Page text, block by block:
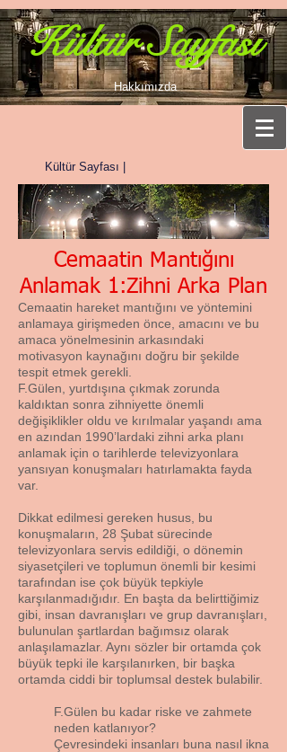
Kültür Sayfası
Hakkımızda
Kültür Sayfası |
Cemaatin Mantığını
Anlamak 1:Zihni Arka Plan
Cemaatin hareket mantığını ve yöntemini
anlamaya girişmeden önce, amacını ve bu
amaca yönelmesinin arkasındaki
motivasyon kaynağını doğru bir şekilde
tespit etmek gerekli.
F.Gülen, yurtdışına çıkmak zorunda
kaldıktan sonra zihniyette önemli
değişiklikler oldu ve kırılmalar yaşandı ama
en azından 1990’lardaki zihni arka planı
anlamak için o tarihlerde televizyonlara
yansıyan konuşmaları hatırlamakta fayda
var.
Dikkat edilmesi gereken husus, bu
konuşmaların, 28 Şubat sürecinde
televizyonlara servis edildiği, o dönemin
siyasetçileri ve toplumun önemli bir kesimi
tarafından ise çok büyük tepkiyle
karşılanmadığıdır. En başta da belirttiğimiz
gibi, insan davranışları ve grup davranışları,
bulunulan şartlardan bağımsız olarak
anlaşılamazlar. Aynı sözler bir ortamda çok
büyük tepki ile karşılanırken, bir başka
ortamda ciddi bir toplumsal destek bulabilir.
F.Gülen bu kadar riske ve zahmete
neden katlanıyor?
Çevresindeki insanları buna nasıl ikna